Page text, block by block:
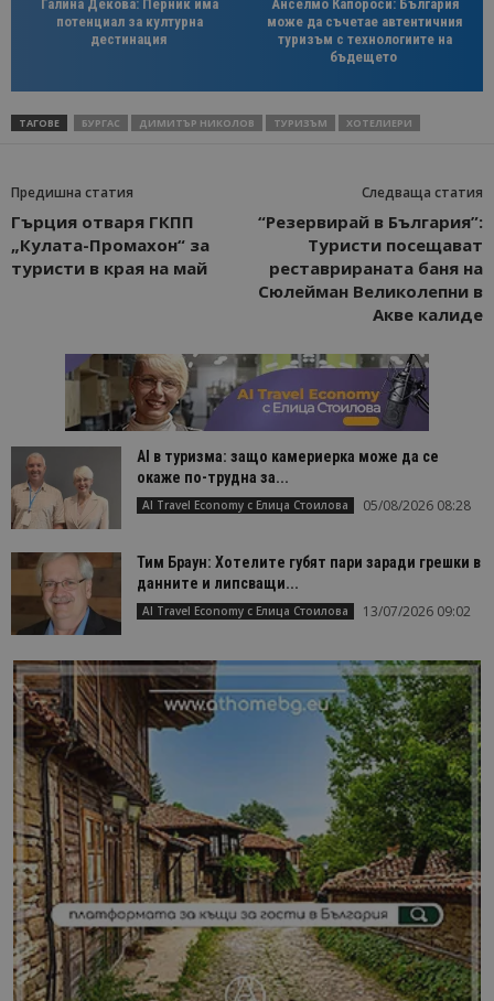
Галина Декова: Перник има
потенциал за културна
дестинация
Анселмо Капороси: България
може да съчетае автентичния
туризъм с технологиите на
бъдещето
ТАГОВЕ БУРГАС ДИМИТЪР НИКОЛОВ ТУРИЗЪМ ХОТЕЛИЕРИ
Предишна статия
Гърция отваря ГКПП
„Кулата-Промахон“ за
туристи в края на май
Следваща статия
“Резервирай в България”:
Туристи посещават
реставрираната баня на
Сюлейман Великолепни в
Акве калиде
AI в туризма: защо камериерка може да се
окаже по-трудна за...
AI Travel Economy с Елица Стоилова 05/08/2026 08:28
Тим Браун: Хотелите губят пари заради грешки в
данните и липсващи...
AI Travel Economy с Елица Стоилова 13/07/2026 09:02